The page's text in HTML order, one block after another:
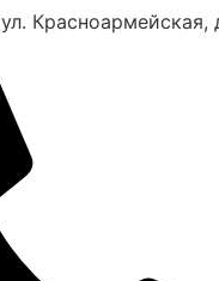
ул. Красноармейская,